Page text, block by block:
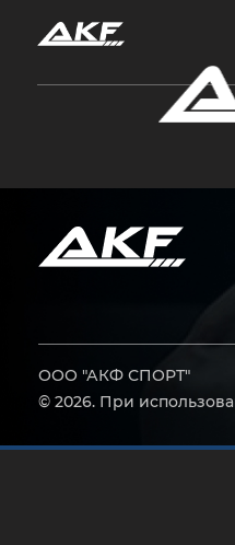
ООО "АКФ СПОРТ"
© 2026. При